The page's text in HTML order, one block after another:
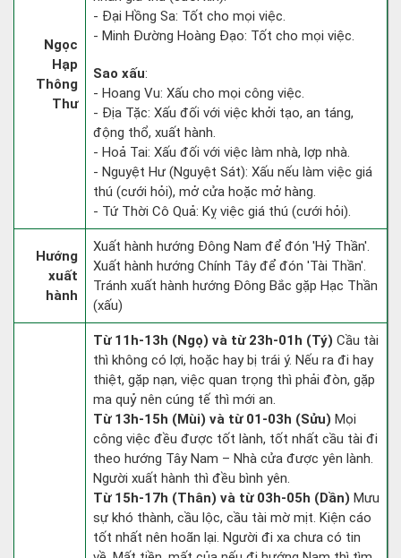
Ngọc
Hạp
Thông
Thư
- Đại Hồng Sa: Tốt cho mọi việc.
- Minh Đường Hoàng Đạo: Tốt cho mọi việc.
Sao xấu:
- Hoang Vu: Xấu cho mọi công việc.
- Địa Tặc: Xấu đối với việc khởi tạo, an táng,
động thổ, xuất hành.
- Hoả Tai: Xấu đối với việc làm nhà, lợp nhà.
- Nguyệt Hư (Nguyệt Sát): Xấu nếu làm việc giá
thú (cưới hỏi), mở cửa hoặc mở hàng.
- Tứ Thời Cô Quả: Kỵ việc giá thú (cưới hỏi).
Hướng
xuất
hành
Xuất hành hướng Đông Nam để đón 'Hỷ Thần'.
Xuất hành hướng Chính Tây để đón 'Tài Thần'.
Tránh xuất hành hướng Đông Bắc gặp Hạc Thần
(xấu)
Từ 11h-13h (Ngọ) và từ 23h-01h (Tý) Cầu tài
thì không có lợi, hoặc hay bị trái ý. Nếu ra đi hay
thiệt, gặp nạn, việc quan trọng thì phải đòn, gặp
ma quỷ nên cúng tế thì mới an.
Từ 13h-15h (Mùi) và từ 01-03h (Sửu) Mọi
công việc đều được tốt lành, tốt nhất cầu tài đi
theo hướng Tây Nam – Nhà cửa được yên lành.
Người xuất hành thì đều bình yên.
Từ 15h-17h (Thân) và từ 03h-05h (Dần) Mưu
sự khó thành, cầu lộc, cầu tài mờ mịt. Kiện cáo
tốt nhất nên hoãn lại. Người đi xa chưa có tin